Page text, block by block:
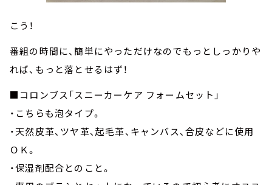
こう！
番組の時間に、簡単にやっただけなのでもっとしっかりや
れば、もっと落とせるはず！
■コロンブス「スニーカーケア フォームセット」
・こちらも泡タイプ。
・天然皮革、ツヤ革、起毛革、キャンバス、合皮などに使用
ＯＫ。
・保湿剤配合とのこと。